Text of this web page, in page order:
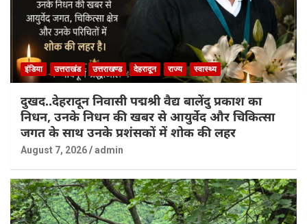
इंडिया उत्तराखंड उत्तराखण्ड देहरादून राज्य स्वास्थ्य
दुखद..देहरादून निवासी पद्मश्री वैद्य बालेंदु प्रकाश का
निधन, उनके निधन की खबर से आयुर्वेद और चिकित्सा
जगत के साथ उनके प्रशंसकों में शोक की लहर
August 7, 2026 admin